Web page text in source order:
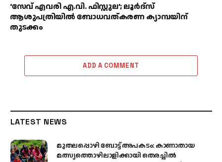
‘സേവ് എവരി എ.വി. ഫിസ്റ്റുല’; ലൂർദ്‌സ്
ആശുപത്രിയിൽ ബോധവത്കരണ ക്യാമ്പയിന്
തുടക്കം
ADD A COMMENT
LATEST NEWS
മുതലപ്പൊഴി ബോട്ട് അപകടം: കാണാതായ
മത്സ്യത്തൊഴിലാളിക്കായി തെരച്ചിൽ